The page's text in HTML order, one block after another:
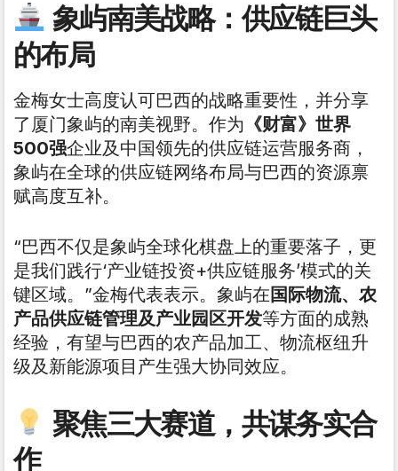
象屿南美战略：供应链巨头
的布局
金梅女士高度认可巴西的战略重要性，并分享
了厦门象屿的南美视野。作为 《财富》世界
500强企业及中国领先的供应链运营服务商，
象屿在全球的供应链网络布局与巴西的资源禀
赋高度互补。
“巴西不仅是象屿全球化棋盘上的重要落子，更
是我们践行‘产业链投资+供应链服务’模式的关
键区域。”金梅代表表示。象屿在国际物流、农
产品供应链管理及产业园区开发等方面的成熟
经验，有望与巴西的农产品加工、物流枢纽升
级及新能源项目产生强大协同效应。
聚焦三大赛道，共谋务实合
作